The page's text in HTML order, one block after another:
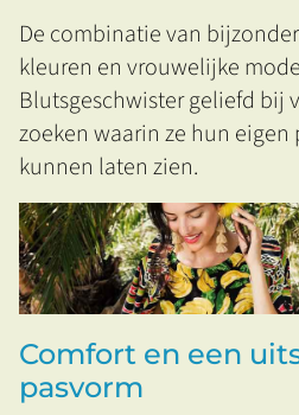
De combinatie van
kleuren en vrouwelijke
Blutsgeschwister geliefd bij
zoeken waarin ze hun
kunnen laten zien.
Comfort en een
pasvorm